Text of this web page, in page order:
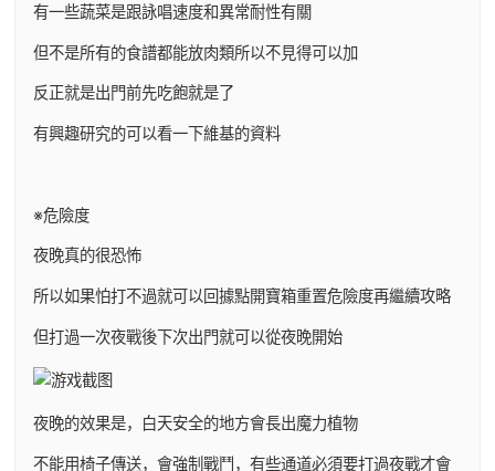
有一些蔬菜是跟詠唱速度和異常耐性有關
但不是所有的食譜都能放肉類所以不見得可以加
反正就是出門前先吃飽就是了
有興趣研究的可以看一下維基的資料
※危險度
夜晚真的很恐怖
所以如果怕打不過就可以回據點開寶箱重置危險度再繼續攻略
但打過一次夜戰後下次出門就可以從夜晚開始
夜晚的效果是，白天安全的地方會長出魔力植物
不能用椅子傳送，會強制戰鬥，有些通道必須要打過夜戰才會